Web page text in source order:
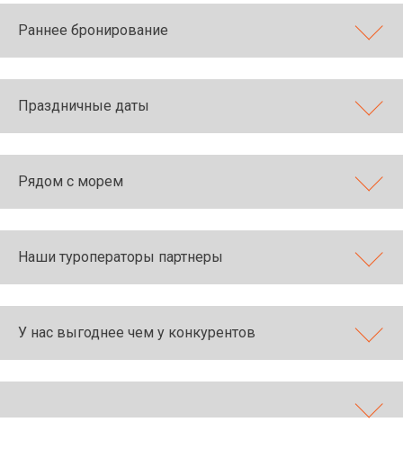
Раннее бронирование
Праздничные даты
Рядом с морем
Наши туроператоры партнеры
У нас выгоднее чем у конкурентов